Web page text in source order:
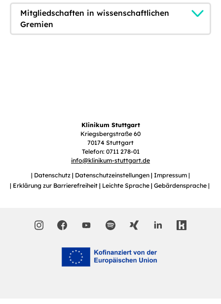
Mitgliedschaften in wissenschaftlichen
Gremien
Klinikum Stuttgart
Kriegsbergstraße 60
70174 Stuttgart
Telefon: 0711 278-01
info@klinikum-stuttgart.de
Datenschutz
Datenschutzeinstellungen Impressum
Erklärung zur Barrierefreiheit
Leichte Sprache Gebärdensprache